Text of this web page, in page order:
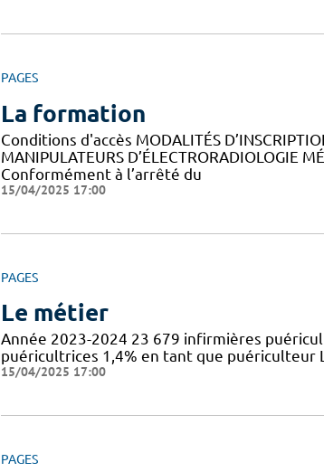
PAGES
La formation
Conditions d'accès MODALITÉS
MANIPULATEURS D’ÉLECTRORADIOLOGIE
Conformément à l’arrêté du
15/04/2025 17:00
PAGES
Le métier
Année 2023-2024 23 679 infirmières
puéricultrices 1,4% en tant que puériculteur
15/04/2025 17:00
PAGES